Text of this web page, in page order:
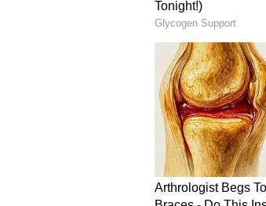
ஆக்டா-கோர்
சூப்பர் சார்ஜ்
ஹோனர் 200
Wi-Fi, ப்ளூடூத்
உள்ளன. கைரேகை
வீட்டுக்கடன் EMI
தீர்க்க பக்கா